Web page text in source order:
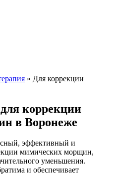
» Для коррекции
коррекции
в Воронеже
эффективный и
мимических морщин,
уменьшения.
и обеспечивает